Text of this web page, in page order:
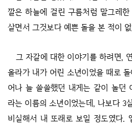
깔은 하늘에 걸린 구름처럼 말그레
살면서 그것보다 예쁜 돌을 본 적이
그 자갈에 대한 이야기를 하려면,
올라가 내가 어린 소년이었을 때로
어나 늘 쓸쓸했던 내게는 같이 놀던
라는 이름의 소년이었는데, 나보다 3
비실해서 내 또래로 보일 정도였다.